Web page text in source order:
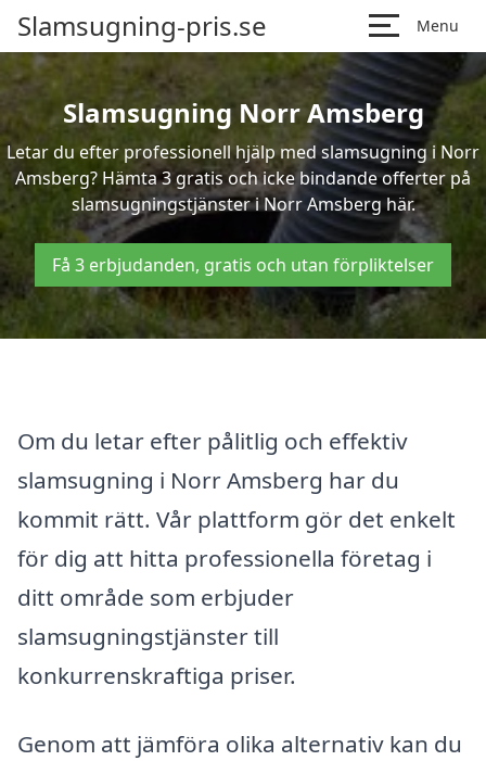
Slamsugning-pris.se Menu
Slamsugning Norr Amsberg
Letar du efter professionell hjälp med slamsugning i Norr
Amsberg? Hämta 3 gratis och icke bindande offerter på
slamsugningstjänster i Norr Amsberg här.
Få 3 erbjudanden, gratis och utan förpliktelser
Om du letar efter pålitlig och effektiv
slamsugning i Norr Amsberg har du
kommit rätt. Vår plattform gör det enkelt
för dig att hitta professionella företag i
ditt område som erbjuder
slamsugningstjänster till
konkurrenskraftiga priser.
Genom att jämföra olika alternativ kan du